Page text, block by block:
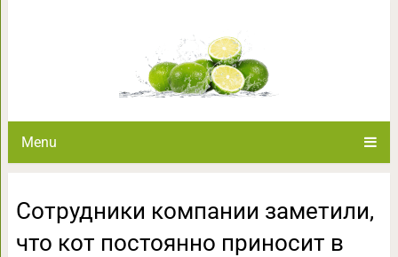
Menu
Сотрудники компании заметили,
что кот постоянно приносит в